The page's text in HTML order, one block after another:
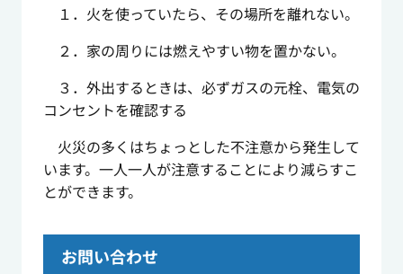
１．火を使っていたら、その場所を離れない。
２．家の周りには燃えやすい物を置かない。
３．外出するときは、必ずガスの元栓、電気の
コンセントを確認する
火災の多くはちょっとした不注意から発生して
います。一人一人が注意することにより減らすこ
とができます。
お問い合わせ